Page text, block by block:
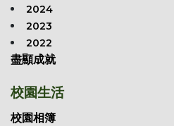
2024
2023
2022
盡顯成就
校園生活
校園相簿